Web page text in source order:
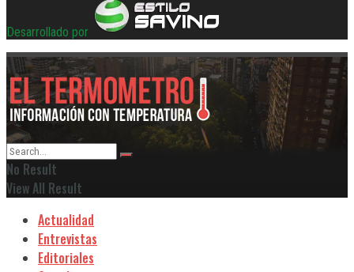
Desarrollado por
No Result
View All Result
Actualidad
Entrevistas
Editoriales